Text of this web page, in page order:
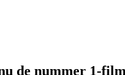
de nummer 1-